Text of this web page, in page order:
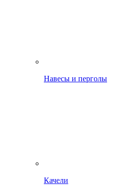
Навесы и перголы
Качели